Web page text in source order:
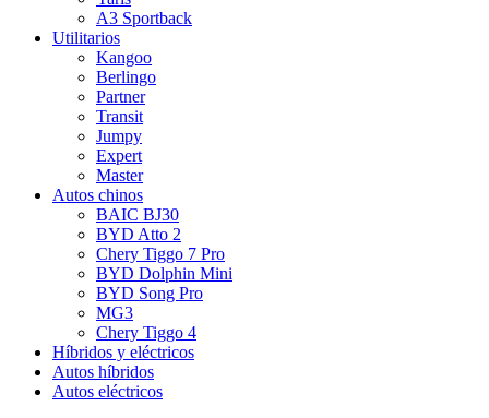
A3 Sportback
Utilitarios
Kangoo
Berlingo
Partner
Transit
Jumpy
Expert
Master
Autos chinos
BAIC BJ30
BYD Atto 2
Chery Tiggo 7 Pro
BYD Dolphin Mini
BYD Song Pro
MG3
Chery Tiggo 4
Híbridos y eléctricos
Autos híbridos
Autos eléctricos